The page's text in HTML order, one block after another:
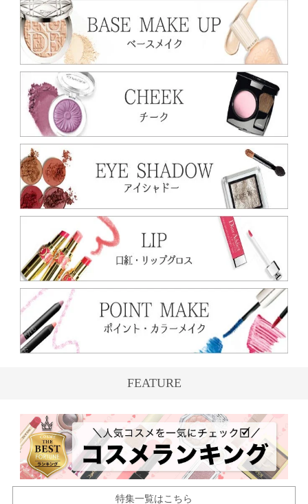
FEATURE
特集一覧はこちら